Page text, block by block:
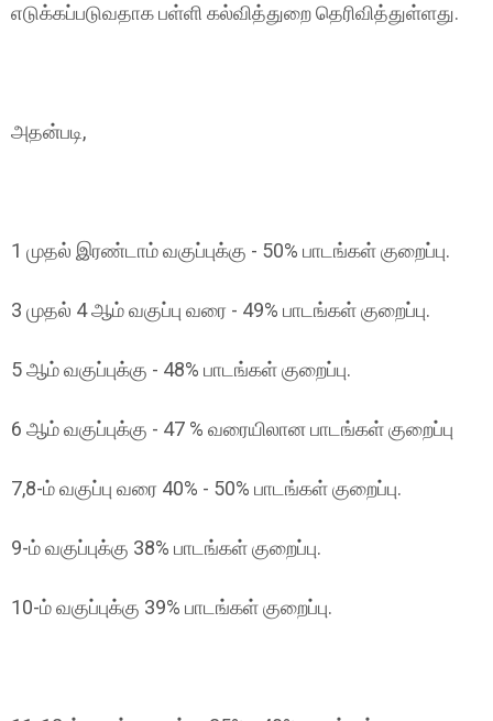
எடுக்கப்படுவதாக பள்ளி கல்வித்துறை தெரிவித்துள்ளது.
அதன்படி,
1 முதல் இரண்டாம் வகுப்புக்கு - 50% பாடங்கள் குறைப்பு.
3 முதல் 4 ஆம் வகுப்பு வரை - 49% பாடங்கள் குறைப்பு.
5 ஆம் வகுப்புக்கு - 48% பாடங்கள் குறைப்பு.
6 ஆம் வகுப்புக்கு - 47 % வரையிலான பாடங்கள் குறைப்பு
7,8-ம் வகுப்பு வரை 40% - 50% பாடங்கள் குறைப்பு.
9-ம் வகுப்புக்கு 38% பாடங்கள் குறைப்பு.
10-ம் வகுப்புக்கு 39% பாடங்கள் குறைப்பு.